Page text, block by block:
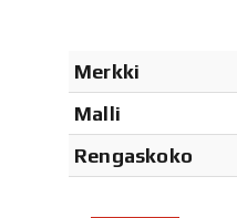
Merkki
Malli
Rengaskoko